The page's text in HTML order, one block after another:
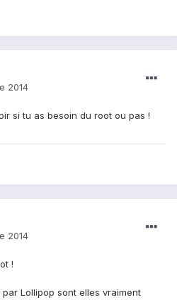
2014
si tu as besoin du root ou pas !
2014
!
Lollipop sont elles vraiment